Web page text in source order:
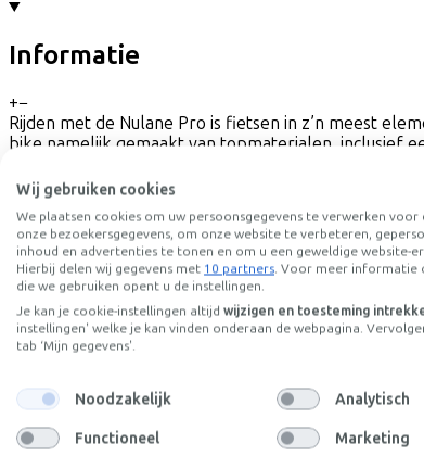
Informatie
+−
Rijden met de Nulane Pro is fietsen in z’n meest
bike namelijk gemaakt van topmaterialen, inclusief
aandrijflijn van Shimano met 1x9 versnellingen,
vlot, zowel tijdens de dagelijkse rit naar de zaak als
Frame omschrijving
Onze Nulane met trapeze-frame oogt vertrouwd
ook als het gaat om de details zijn we niet over één
bevestigingspunten voor spatborden en voor- en
onderweg bent of niet.
−
Wij gebruiken cookies
We plaatsen cookies om uw persoonsgegevens te verwerken voor
onze bezoekersgegevens, om onze website te verbeteren,
inhoud en advertenties te tonen en om u een geweldige website-
Hierbij delen wij gegevens met 10 partners. Voor meer informatie
die we gebruiken opent u de instellingen.
Je kan je cookie-instellingen altijd wijzigen en toesteming
instellingen' welke je kan vinden onderaan de webpagina.
tab ‘Mijn gegevens'.
Noodzakelijk Analytisch
Functioneel Marketing